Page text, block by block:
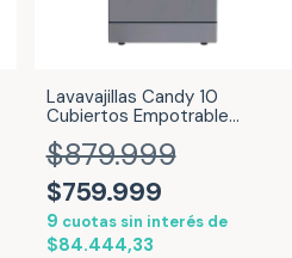
Lavavajillas Candy 10
Cubiertos Empotrable
Inox CDPH2D1047S-12
$879.999
$759.999
9 cuotas sin interés de
$84.444,33